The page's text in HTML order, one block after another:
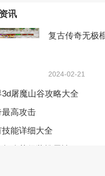
讯
复古传奇无极
2024-02-21
屠魔山谷攻略大全
最高攻击
能详细大全